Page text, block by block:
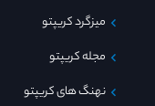
میزگرد کریپتو
مجله کریپتو
نهنگ های کریپتو